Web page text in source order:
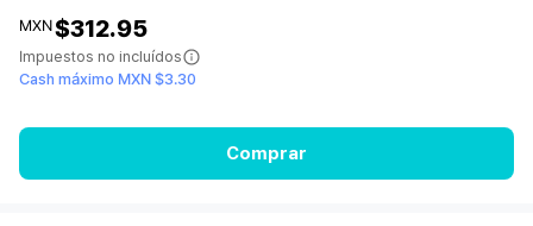
MXN$312.95
Impuestos no incluídos
Cash máximo MXN $3.30
Comprar